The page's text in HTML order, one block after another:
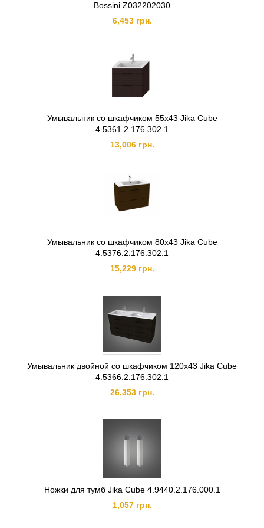
Bossini Z032202030
6,453 грн.
Умывальник со шкафчиком 55х43 Jika Cube
4.5361.2.176.302.1
13,006 грн.
Умывальник со шкафчиком 80х43 Jika Cube
4.5376.2.176.302.1
15,229 грн.
Умывальник двойной со шкафчиком 120х43 Jika Cube
4.5366.2.176.302.1
26,353 грн.
Ножки для тумб Jika Cube 4.9440.2.176.000.1
1,057 грн.